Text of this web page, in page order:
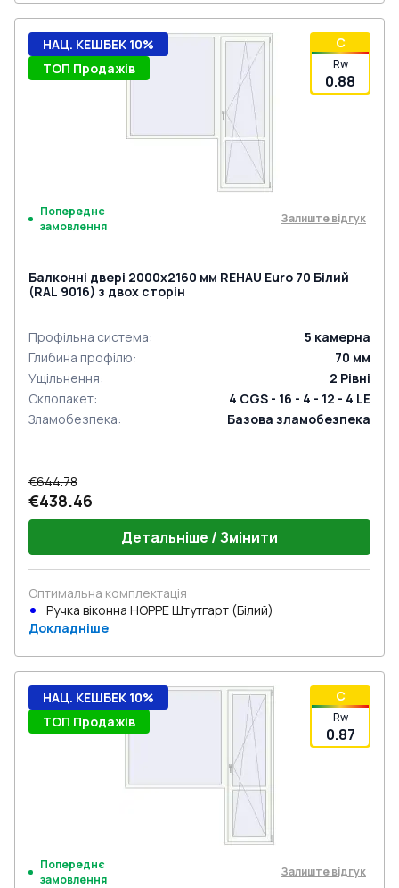
C
Rw
0.88
НАЦ. КЕШБЕК 10%
ТОП Продажів
Попереднє
замовлення
Залиште відгук
Балконні двері 2000x2160 мм REHAU Euro 70 Білий
(RAL 9016) з двох сторін
Профільна система: 5 камерна
Глибина профілю: 70 мм
Ущільнення: 2 Рівні
Склопакет:
4 CGS - 16 - 4 - 12 - 4 LE
Зламобезпека: Базова зламобезпека
€644.78
€438.46
Детальніше / Змінити
Оптимальна комплектація
Ручка віконна HOPPE Штутгарт (Білий)
Докладніше
C
Rw
0.87
НАЦ. КЕШБЕК 10%
ТОП Продажів
Попереднє
замовлення
Залиште відгук